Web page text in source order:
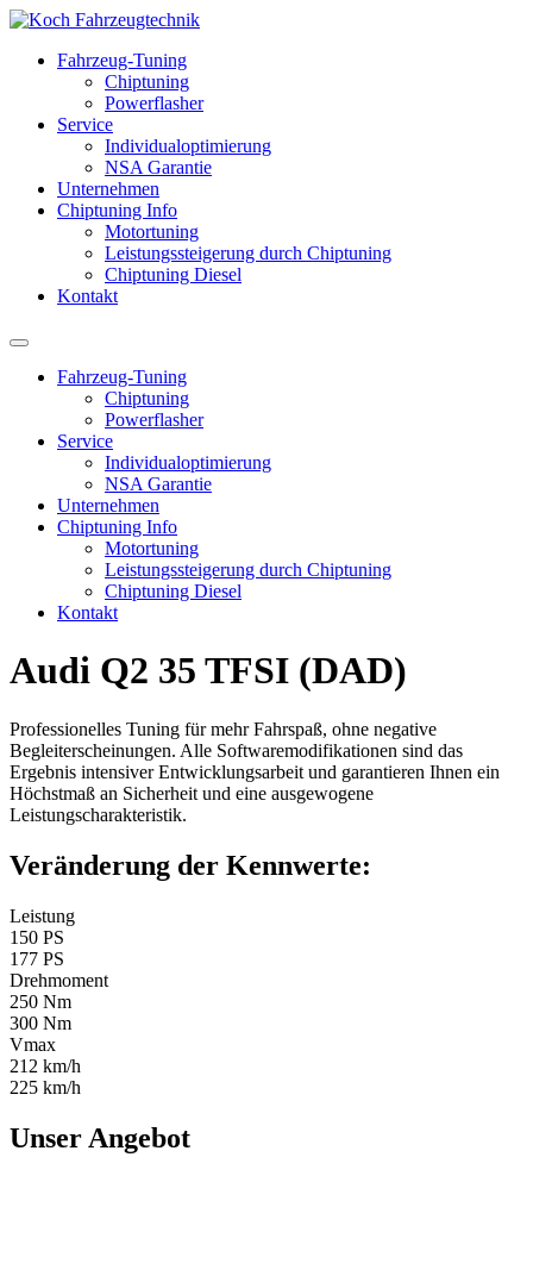
Fahrzeug-Tuning
Chiptuning
Powerflasher
Service
Individualoptimierung
NSA Garantie
Unternehmen
Chiptuning Info
Motortuning
Leistungssteigerung durch Chiptuning
Chiptuning Diesel
Kontakt
Fahrzeug-Tuning
Chiptuning
Powerflasher
Service
Individualoptimierung
NSA Garantie
Unternehmen
Chiptuning Info
Motortuning
Leistungssteigerung durch Chiptuning
Chiptuning Diesel
Kontakt
Audi Q2 35 TFSI (DAD)
Professionelles Tuning für mehr Fahrspaß, ohne negative
Begleiterscheinungen. Alle Softwaremodifikationen sind das
Ergebnis intensiver Entwicklungsarbeit und garantieren Ihnen ein
Höchstmaß an Sicherheit und eine ausgewogene
Leistungscharakteristik.
Veränderung der Kennwerte:
Leistung
150 PS
177 PS
Drehmoment
250 Nm
300 Nm
Vmax
212 km/h
225 km/h
Unser Angebot